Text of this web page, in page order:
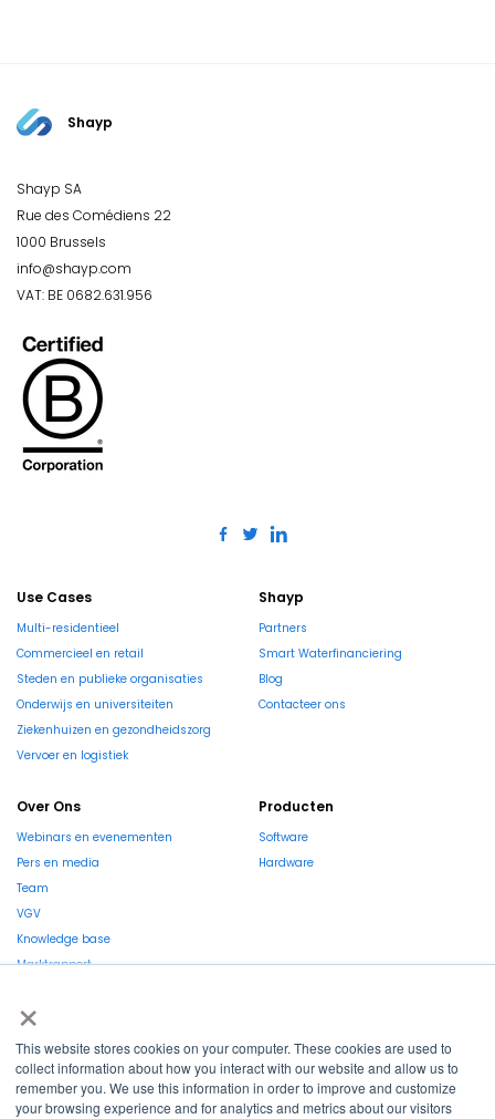
×
This website stores cookies on your computer. These cookies are used to
collect information about how you interact with our website and allow us to
remember you. We use this information in order to improve and customize
your browsing experience and for analytics and metrics about our visitors
Shayp
Shayp SA
Rue des Comédiens 22
1000 Brussels
info@shayp.com
VAT: BE 0682.631.956
Use Cases
Multi-residentieel
Commercieel en retail
Steden en publieke organisaties
Onderwijs en universiteiten
Ziekenhuizen en gezondheidszorg
Vervoer en logistiek
Shayp
Partners
Smart Waterfinanciering
Blog
Contacteer ons
Over Ons
Webinars en evenementen
Pers en media
Team
VGV
Knowledge base
Marktrapport
Producten
Software
Hardware
La Région et l’Europe investissent dans votre avenir !